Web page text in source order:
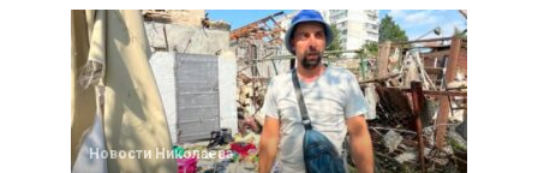
Новости Николаева